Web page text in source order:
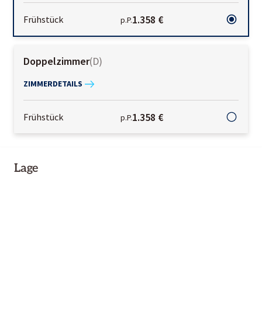
Frühstück p.P.1.358 €
Doppelzimmer(D)
ZIMMERDETAILS
Frühstück p.P.1.358 €
Lage